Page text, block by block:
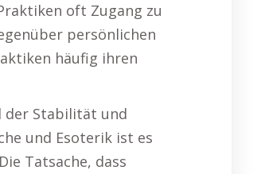
oft Zugang zu
persönlichen
häufig ihren
der Stabilität und
und Esoterik ist es
Tatsache, dass